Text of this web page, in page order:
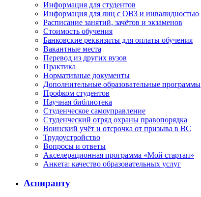
Информация для студентов
Информация для лиц с ОВЗ и инвалидностью
Расписание занятий, зачётов и экзаменов
Стоимость обучения
Банковские реквизиты для оплаты обучения
Вакантные места
Перевод из других вузов
Практика
Нормативные документы
Дополнительные образовательные программы
Профком студентов
Научная библиотека
Студенческое самоуправление
Студенческий отряд охраны правопорядка
Воинский учёт и отсрочка от призыва в ВС
Трудоустройство
Вопросы и ответы
Акселерационная программа «Мой стартап»
Анкета: качество образовательных услуг
Аспиранту